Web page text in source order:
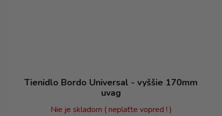
Tienidlo Bordo Universal - vyššie 170mm
uvag
Nie je skladom ( neplaťte vopred ! )